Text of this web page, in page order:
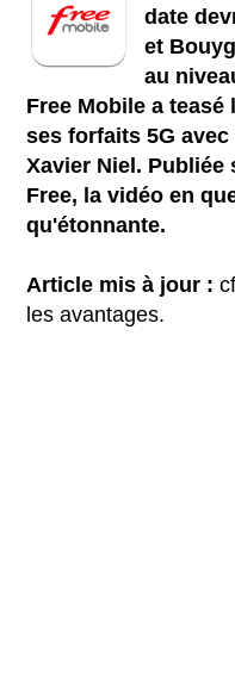
date
et
au
Free Mobile a
ses forfaits 5G
Xavier Niel. Publiée
Free, la vidéo en
qu'étonnante.
Article mis à jour :
les avantages.